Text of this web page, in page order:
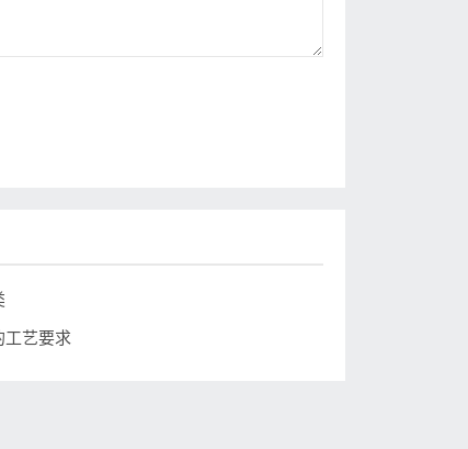
工艺要求